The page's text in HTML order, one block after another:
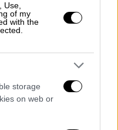
Use,
of my
with the
storage
on web or
τις καθιερωμένη
διάλογοκαι